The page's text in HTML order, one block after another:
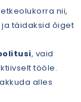
nii,
täidaksid õiget
, vaid
tööle.
alles